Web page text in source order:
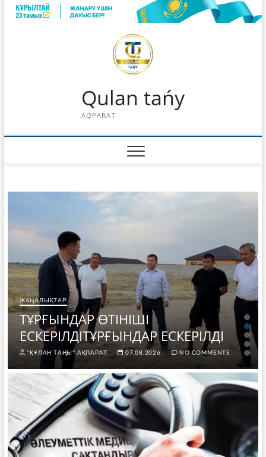
Skip
Qulan tańy
AQPARAT
ЖАҢАЛЫҚТАР
ТҰРҒЫНДАР ӨТІНІШІ
ЕСКЕРІЛДІТҰРҒЫНДАР ЕСКЕРІЛДІ
"ҚҰЛАН ТАҢЫ" АҚПАРАТ. 07.08.2026 NO COMMENTS